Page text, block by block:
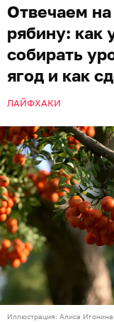
Отвечаем
рябину: как
собирать
ягод и как
ЛАЙФХАКИ
Иллюстрация: Алиса